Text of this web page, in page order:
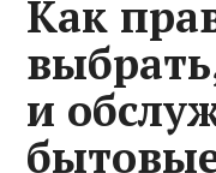
Как
и